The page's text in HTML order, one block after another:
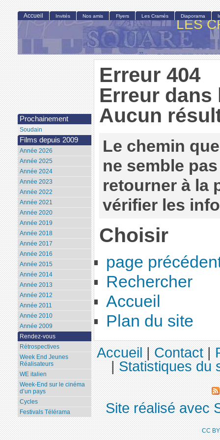
LES
Erreur 404
Erreur dans
Aucun
Le chemin
ne semble
retourner à la
vérifier les
Choisir
page
Rechercher
Accueil
Plan du site
Accueil Invités Nos amis Flyers Les Cramés Diaporama
Prochainement
Soudain
Films depuis 2009
Année 2026
Année 2025
Année 2024
Année 2023
Année 2022
Année 2021
Année 2020
Année 2019
Année 2018
Année 2017
Année 2016
Année 2015
Année 2014
Année 2013
Année 2012
Année 2011
Année 2010
Année 2009
Rendez-vous
Rétrospectives
Week End Jeunes
Réalisateurs
WE italien
Week-End sur le cinéma
d’un pays
Cycles
Festivals Télérama
Accueil|Contact|
|Statistiques du
Site réalisé avec
CC